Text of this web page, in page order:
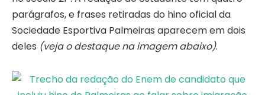
parágrafos, e frases retiradas do hino oficial da
Sociedade Esportiva Palmeiras aparecem em dois
deles (veja o destaque na imagem abaixo).